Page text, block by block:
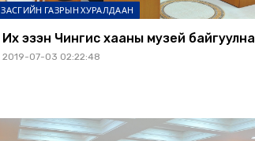
ЗАСГИЙН ГАЗРЫН ХУРАЛДААН
Их эзэн Чингис хааны музей байгуулна
2019-07-03 02:22:48